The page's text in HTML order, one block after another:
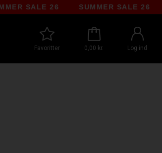
SALE 26 SUMMER SALE 26
Favoritter 0,00 kr. Log ind